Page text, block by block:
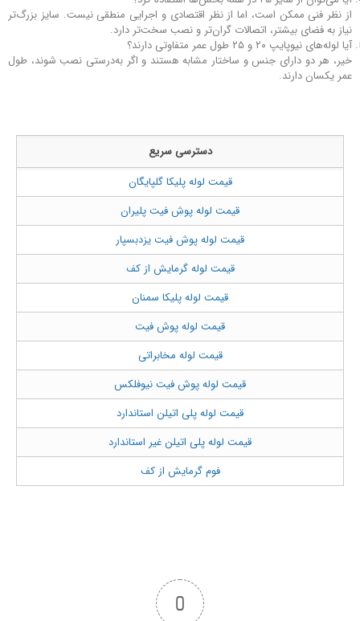
از نظر فنی ممکن است، اما از نظر اقتصادی و اجرایی منطقی نیست. سایز بزرگ‌تر
نیاز به فضای بیشتر، اتصالات گران‌تر و نصب سخت‌تر دارد.
آیا لوله‌های نیوپایپ ۲۰ و ۲۵ طول عمر متفاوتی دارند؟
خیر، هر دو دارای جنس و ساختار مشابه هستند و اگر به‌درستی نصب شوند، طول
عمر یکسان دارند.
دسترسی سریع
قیمت لوله پلیکا گلپایگان
قیمت لوله پوش فیت پلیران
قیمت لوله پوش فیت یزدبسپار
قیمت لوله گرمایش از کف
قیمت لوله پلیکا سمنان
قیمت لوله پوش فیت
قیمت لوله مخابراتی
قیمت لوله پوش فیت نیوفلکس
قیمت لوله پلی اتیلن استاندارد
قیمت لوله پلی اتیلن غیر استاندارد
فوم گرمایش از کف
0